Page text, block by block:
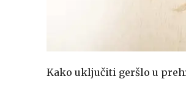
Kako uključiti geršlo u